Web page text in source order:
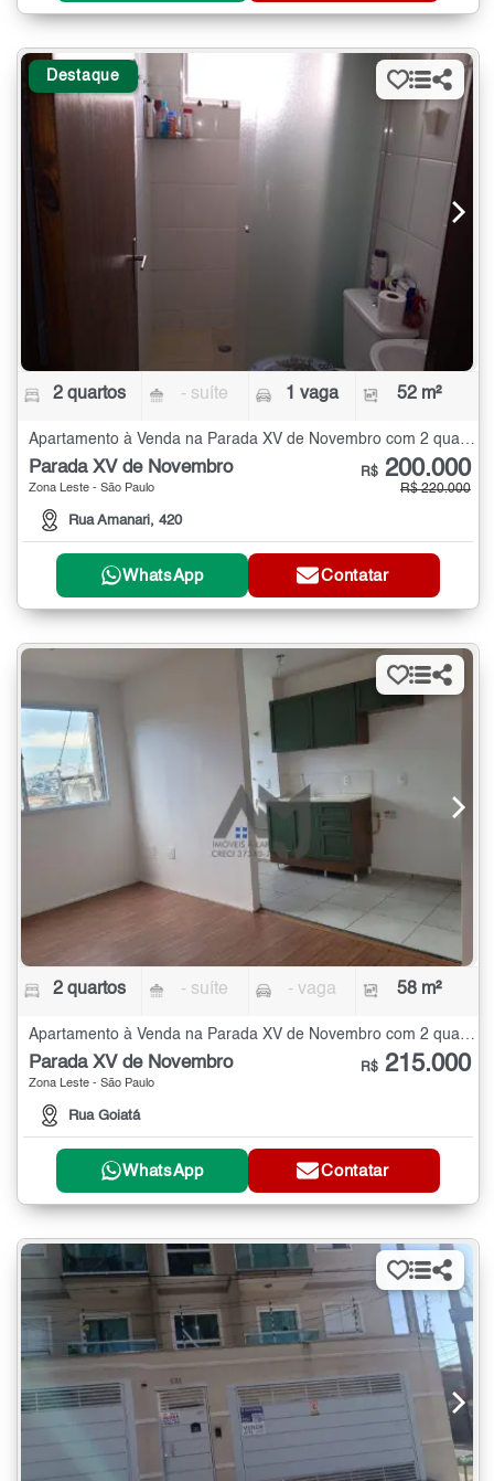
Destaque
2 quartos - suíte 1 vaga 52 m²
Apartamento à Venda na Parada XV de Novembro com 2 quartos - 52 m²
Parada XV de Novembro
Zona Leste - São Paulo
Rua Amanari, 420
R$ 200.000
R$ 220.000
WhatsApp Contatar
2 quartos - suíte - vaga 58 m²
Apartamento à Venda na Parada XV de Novembro com 2 quartos - 58 m²
Parada XV de Novembro
Zona Leste - São Paulo
Rua Goiatá
R$ 215.000
WhatsApp Contatar